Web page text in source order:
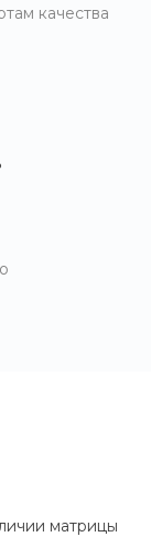
качества
матрицы